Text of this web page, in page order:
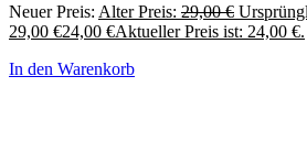
Neuer Preis: Alter Preis: 29,00€
29,00 €24,00 €Aktueller Preis ist: 24,00 €.
In den Warenkorb